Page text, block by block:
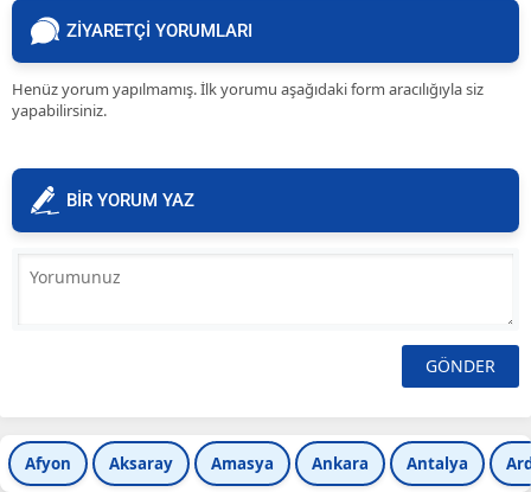
ZİYARETÇİ YORUMLARI
Henüz yorum yapılmamış. İlk yorumu aşağıdaki form aracılığıyla siz
yapabilirsiniz.
BİR YORUM YAZ
Afyon Aksaray Amasya Ankara Antalya